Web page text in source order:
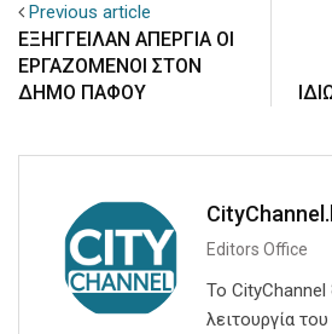
Previous article
ΕΞΗΓΓΕΙΛΑΝ ΑΠΕΡΓΙΑ ΟΙ
ΕΡΓΑΖΟΜΕΝΟΙ ΣΤΟΝ
ΔΗΜΟ ΠΑΦΟΥ
Editors Office
Το CityChannel
λειτουργία